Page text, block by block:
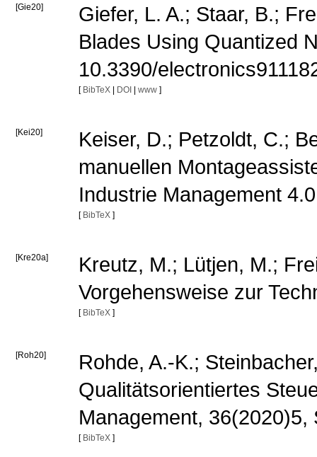
[Gie20]
Giefer, L. A.; Staar, B.;
Blades Using Quantized
10.3390/
[ BibTeX| DOI www ]
[Kei20]
Keiser, D.; Petzoldt, C.;
manuellen
Industrie Management
[ BibTeX ]
[Kre20a]
Kreutz, M.; Lütjen, M.;
Vorgehensweise zur
[ BibTeX ]
[Roh20]
Rohde, A.-K.;
Qualitätsorientiertes
Management,
[ BibTeX ]